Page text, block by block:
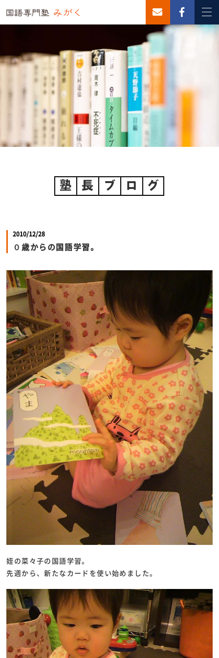
塾 長 ブ ロ グ
2010/12/28
０歳からの国語学習。
姪の菜々子の国語学習。
先週から、新たなカードを使い始めました。